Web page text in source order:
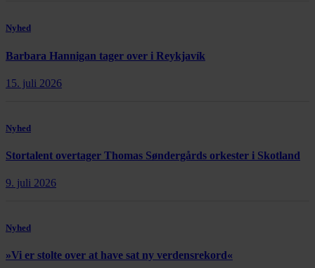
Nyhed
Barbara Hannigan tager over i Reykjavík
15. juli 2026
Nyhed
Stortalent overtager Thomas Søndergårds orkester i Skotland
9. juli 2026
Nyhed
»Vi er stolte over at have sat ny verdensrekord«